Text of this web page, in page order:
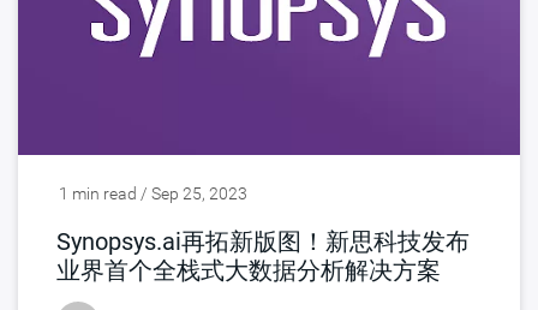
1 min read / Sep 25, 2023
Synopsys.ai再拓新版图！新思科技发布
业界首个全栈式大数据分析解决方案